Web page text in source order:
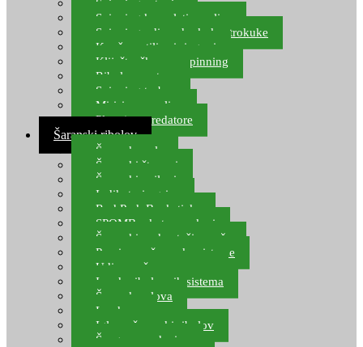
Spinning setovi
Spinning kompleti varalica
Spinning udice, dvokuke, trokuke
Kopče, vrtilice i ringovi
Kliješta, škare za spinning
Ribolov pastrve
Spinning torbe
Mirisi za varalice
Plovci za predatore
Šaranski ribolov
Šaranske role
Šaranski štapovi
Šaranski najloni
Indikatori ugriza
Rod Pod, Banksticks
SPOMB rakete, markeri
Šaranski podmetači, mreže
Pernice za šaranske sisteme
Udice za šarana, amura
Izrada ribolovnih sistema
Šaranska olova
Leadcore
Igle za šaranski ribolov
Špage, upredenice